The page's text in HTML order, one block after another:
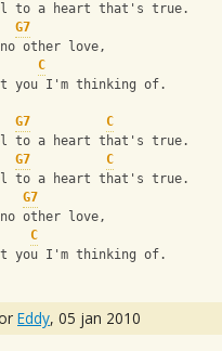
to a heart that's true.
G7
other love,
C
you I'm thinking of.
G7
C
to a heart that's true.
G7
C
to a heart that's true.
G7
other love,
C
you I'm thinking of.
Eddy, 05 jan 2010